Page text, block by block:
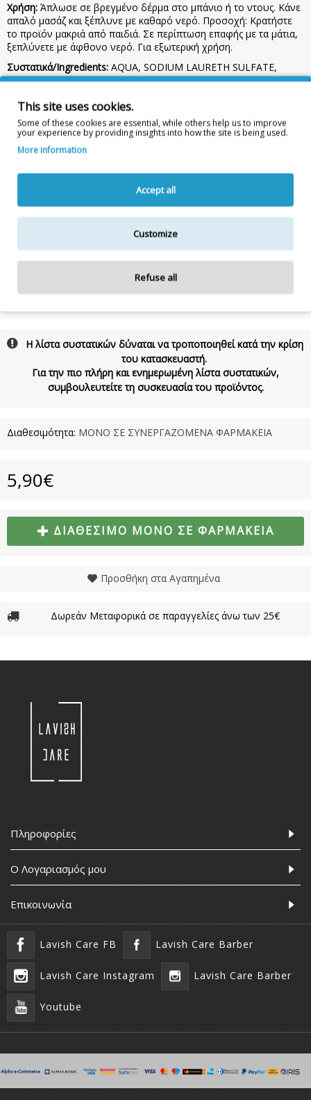
Χρήση: Άπλωσε σε βρεγμένο δέρμα στο μπάνιο ή το ντους. Κάνε
απαλό μασάζ και ξέπλυνε με καθαρό νερό. Προσοχή: Κρατήστε
το προϊόν μακριά από παιδιά. Σε περίπτωση επαφής με τα μάτια,
ξεπλύνετε με άφθονο νερό. Για εξωτερική χρήση.
Συστατικά/Ingredients: AQUA, SODIUM LAURETH SULFATE,
GLYCERIN, COCAMIDOPROPYL BETAINE, SODIUM CHLORIDE,
EXTRACT, GLYCOL DISTEARATE, ALOE BARBADENSIS LEAF
JUICE POWDER, PEG-7 GLYCERYL COCOATE, ETHYLHEXYL
METHOXYCINNAMATE, GUAR HYDROXYPROPYLTRIMONIUM
CHLORIDE, COCAMIDE MEA, LAURETH-10, PEG-90 GLYCERYL
BENZOIC ACID, TETRAMETHYL
ACETYLOCTAHYDRONAPHTHALENES, ETHYLHEXYL
SALICYLATE, DISODIUM EDTA, BUTYL
PHENOXYETHANOL, LAURETH-2, POTASSIUM SORBATE,
SODIUM BENZOATE, BHT, ETHYLHEXYLGLYCERIN,
TETRASODIUM GLUTAMATE DIACETATE, CI 19140, CI 14720, CΙ
500mL
Η λίστα συστατικών δύναται να τροποποιηθεί κατά την κρίση
του κατασκευαστή.
Για την πιο πλήρη και ενημερωμένη λίστα συστατικών,
συμβουλευτείτε τη συσκευασία του προϊόντος.
Διαθεσιμότητα: ΜΟΝΟ ΣΕ ΣΥΝΕΡΓΑΖΟΜΕΝΑ ΦΑΡΜΑΚΕΙΑ
5,90€
ΔΙΑΘΈΣΙΜΟ ΜΌΝΟ ΣΕ ΦΑΡΜΑΚΕΊΑ
Προσθήκη στα Αγαπημένα
Δωρεάν Μεταφορικά σε παραγγελίες άνω των 25€
Πληροφορίες
Ο Λογαριασμός μου
Επικοινωνία
Lavish Care FB Lavish Care Barber
Lavish Care Instagram Lavish Care Barber
Youtube
This site uses cookies.
Some of these cookies are essential, while others help us to improve
your experience by providing insights into how the site is being used.
More information
Accept all
Customize
Refuse all